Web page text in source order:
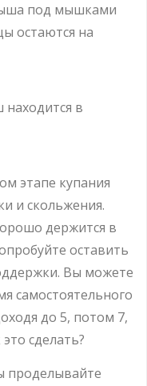
под мышками
остаются на
находится в
этапе купания
и скольжения.
держится в
оставить
Вы можете
самостоятельного
до 5, потом 7,
сделать?
проделывайте